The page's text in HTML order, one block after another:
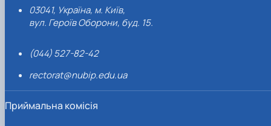
03041, Україна, м. Київ,
вул. Героїв Оборони, буд. 15.
(044) 527-82-42
rectorat@nubip.edu.ua
Приймальна комісія